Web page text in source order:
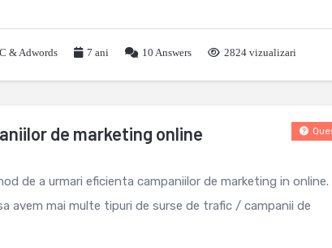
& Adwords 7 ani 10 Answers 2824 vizualizari
de marketing online
de a urmari eficienta campaniilor de marketing in online.
avem mai multe tipuri de surse de trafic / campanii de